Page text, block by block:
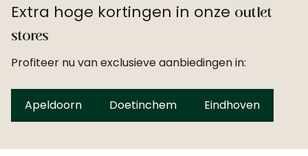
Extra hoge kortingen in onze outlet
stores
Profiteer nu van exclusieve aanbiedingen in:
Apeldoorn Doetinchem Eindhoven